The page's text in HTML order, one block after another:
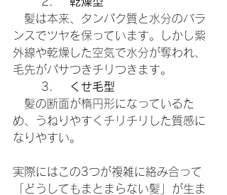
髪は本来、タンパク質と水分のバラ
ンスでツヤを保っています。しかし紫
外線や乾燥した空気で水分が奪われ、
毛先がパサつきチリつきます。
くせ毛型
髪の断面が楕円形になっているた
め、うねりやすくチリチリした質感に
なりやすい。
実際にはこの3つが複雑に絡み合って
「どうしてもまとまらない髪」が生ま